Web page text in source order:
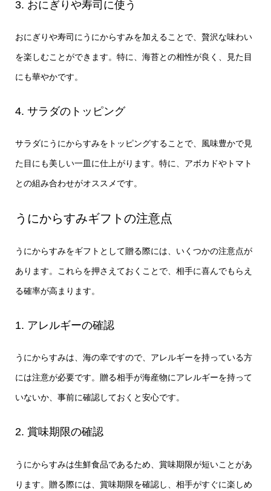
3. おにぎりや寿司に使う
おにぎりや寿司にうにからすみを加えることで、贅沢な味わい
を楽しむことができます。特に、海苔との相性が良く、見た目
にも華やかです。
4. サラダのトッピング
サラダにうにからすみをトッピングすることで、風味豊かで見
た目にも美しい一皿に仕上がります。特に、アボカドやトマト
との組み合わせがオススメです。
うにからすみギフトの注意点
うにからすみをギフトとして贈る際には、いくつかの注意点が
あります。これらを押さえておくことで、相手に喜んでもらえ
る確率が高まります。
1. アレルギーの確認
うにからすみは、海の幸ですので、アレルギーを持っている方
には注意が必要です。贈る相手が海産物にアレルギーを持って
いないか、事前に確認しておくと安心です。
2. 賞味期限の確認
うにからすみは生鮮食品であるため、賞味期限が短いことがあ
ります。贈る際には、賞味期限を確認し、相手がすぐに楽しめ